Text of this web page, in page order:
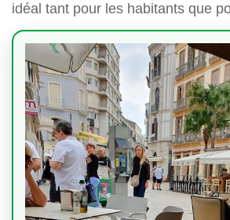
idéal tant pour les habitants que